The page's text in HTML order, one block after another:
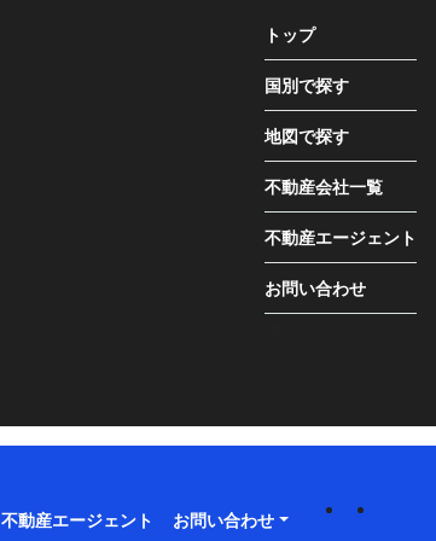
トップ
国別で探す
地図で探す
不動産会社一覧
不動産エージェント
お問い合わせ
不動産エージェント お問い合わせ